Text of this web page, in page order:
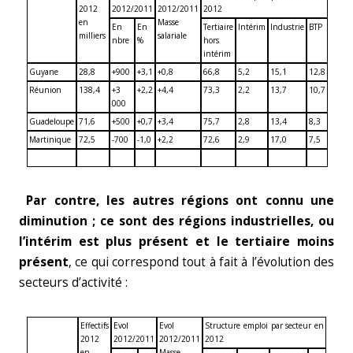
2012
en
milliers
2012/2011 2012/2011
Masse
salariale
2012
En
nbre
En
%
Tertiaire
hors
intérim
Intérim Industrie BTP
Guyane 28,8 +900 +3,1 +0,8 66,8 5,2 15,1
12,8
Réunion
138,4
+3
000
+2,2 +4,4 73,3 2,2 13,7 10,7
Guadeloupe 71,6 +500 +0,7 +3,4 75,7 2,8 13,4
8,3
Martinique
72,5 -700 -1,0 +2,2 72,6 2,9 17,0 7,5
Par contre, les autres régions ont connu une
diminution ; ce sont des régions industrielles, ou
l’intérim est plus présent et le tertiaire moins
présent, ce qui correspond tout à fait à l’évolution des
secteurs d’activité :
Effectifs
2012
Evol
2012/2011
Evol
2012/2011
Structure emploi par secteur en
2012